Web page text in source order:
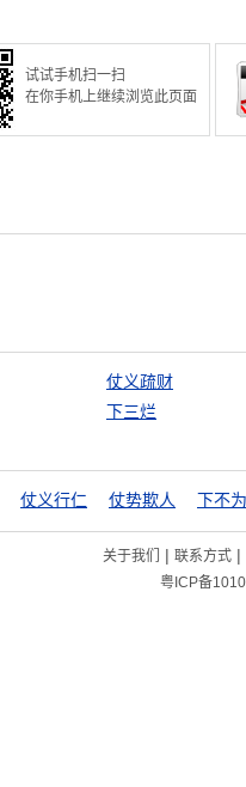
试试手机扫一扫
在你手机上继续浏览此页面
仗义疏财
下三烂
仗义行仁 仗势欺人 下不
关于我们 | 联系方式|
粤ICP备